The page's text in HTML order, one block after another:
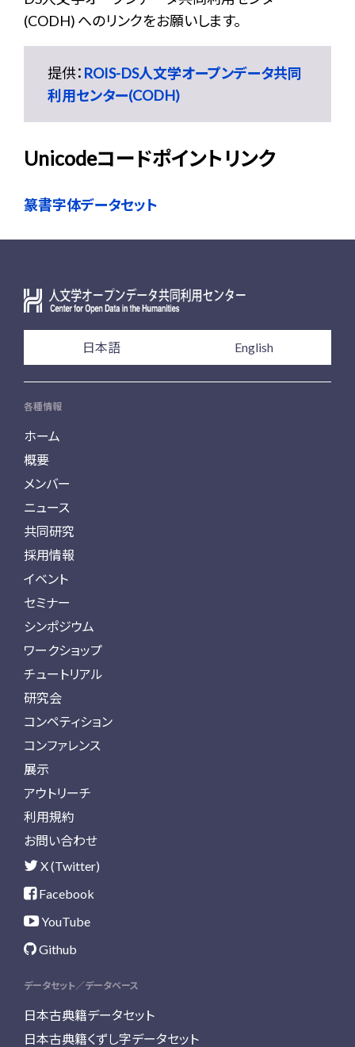
(CODH) へのリンクをお願いします。
提供： ROIS-DS人文学オープンデータ共同
利用センター(CODH)
Unicodeコードポイントリンク
篆書字体データセット
日本語 English
各種情報
ホーム
概要
メンバー
ニュース
共同研究
採用情報
イベント
セミナー
シンポジウム
ワークショップ
チュートリアル
研究会
コンペティション
コンファレンス
展示
アウトリーチ
利用規約
お問い合わせ
X (Twitter)
Facebook
YouTube
Github
データセット／データベース
日本古典籍データセット
日本古典籍くずし字データセット